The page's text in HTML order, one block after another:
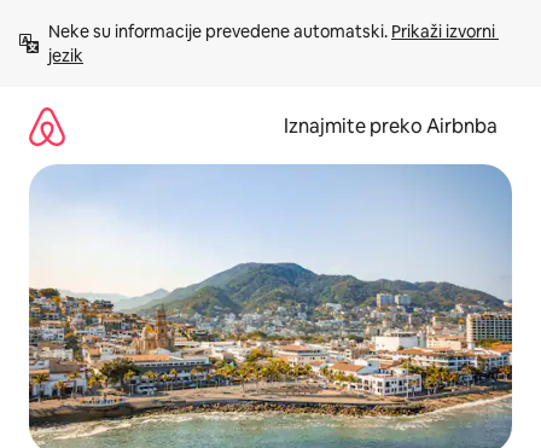
sadržaj
Neke su informacije prevedene automatski. Prikaži izvorni
jezik
Iznajmite preko Airbnba